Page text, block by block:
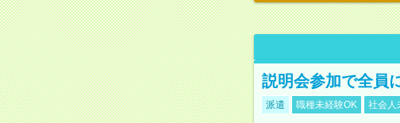
説明会参加で全員
派遣 職種未経験OK 社会人